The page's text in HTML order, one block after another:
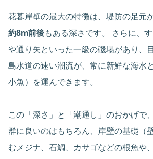
花暮岸壁の最大の特徴は、堤防の足元
約8m前後もある深さです。 さらに、
や通り矢といった一級の磯場があり、
島水道の速い潮流が、常に新鮮な海水
小魚）を運んできます。
この「深さ」と「潮通し」のおかげで
群に良いのはもちろん、岸壁の基礎（
むメジナ、石鯛、カサゴなどの根魚や